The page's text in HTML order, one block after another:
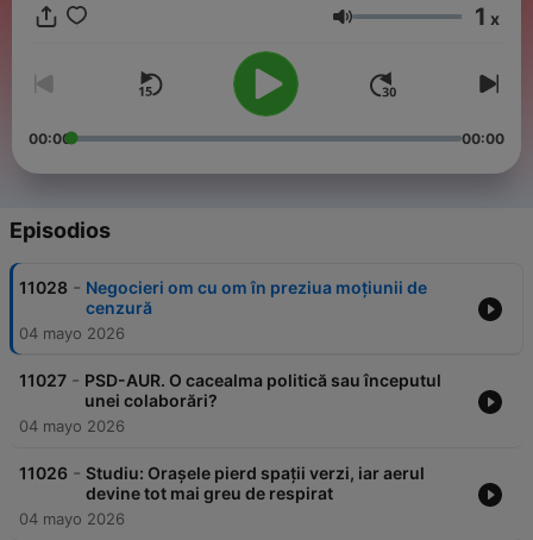
Volumen 1 x
00:00 00:00
Episodios
11028 - Negocieri om cu om în preziua moțiunii de
cenzură
04 mayo 2026
11027 - PSD-AUR. O cacealma politică sau începutul
unei colaborări?
04 mayo 2026
11026 - Studiu: Orașele pierd spații verzi, iar aerul
devine tot mai greu de respirat
04 mayo 2026